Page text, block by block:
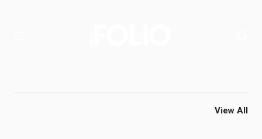
View All